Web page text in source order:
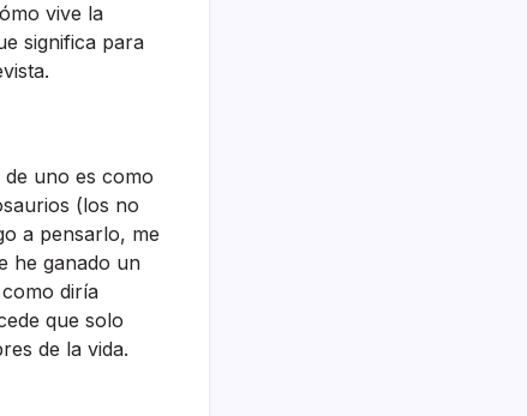
vive la
significa para
uno es como
(los no
a pensarlo, me
he ganado un
diría
que solo
de la vida.